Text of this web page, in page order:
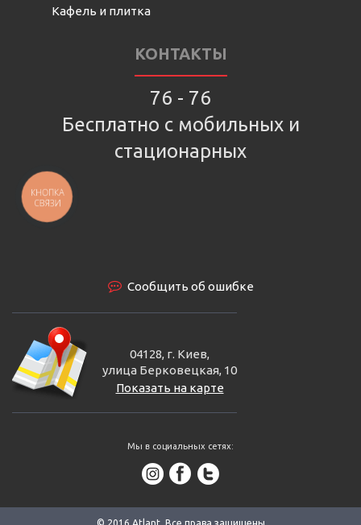
Кафель и плитка
КОНТАКТЫ
76 - 76
Бесплатно с мобильных и
стационарных
Сообщить об ошибке
04128, г. Киев,
улица Берковецкая, 10
Показать на карте
Мы в социальных сетях:
© 2016 Аtlant. Все права защищены
КНОПКА
СВЯЗИ